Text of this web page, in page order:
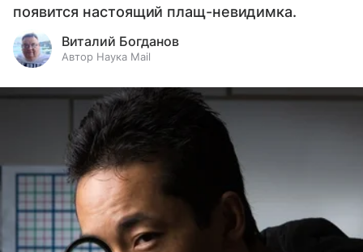
появится настоящий плащ-невидимка.
Виталий Богданов
Автор Наука Mail